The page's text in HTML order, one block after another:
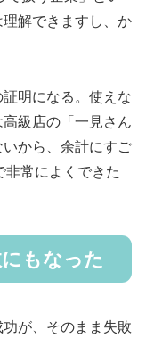
解できますし、か
明になる。使えな
級店の「一見さん
から、余計にすご
非常によくできた
もなった
が、そのまま失敗